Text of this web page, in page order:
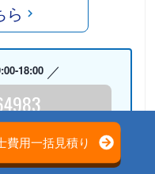
ら
18:00